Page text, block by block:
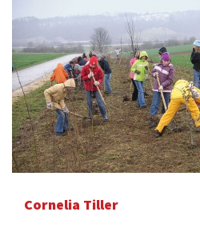
Cornelia Tiller